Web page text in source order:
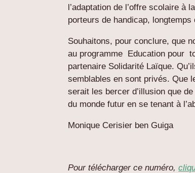
l’adaptation de l’offre scolaire à
porteurs de handicap, longtemps
Souhaitons, pour conclure, que
au programme Education pour
partenaire Solidarité Laïque.
semblables en sont privés. Que
serait les bercer d’illusion que
du monde futur en se tenant à
Monique Cerisier ben Guiga
Pour télécharger ce numéro,